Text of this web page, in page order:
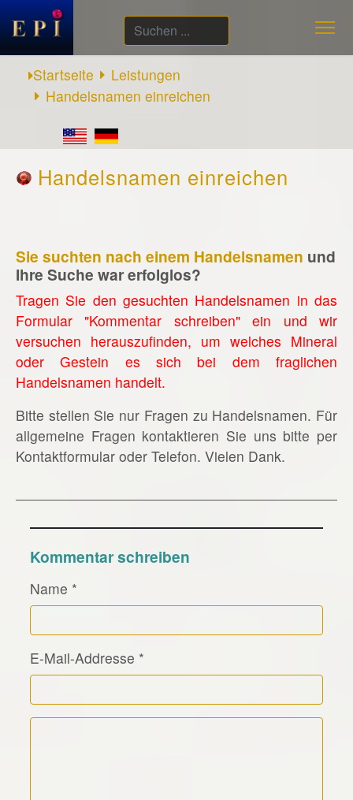
Suchen
...
Startseite
Leistungen
Handelsnamen einreichen
Handelsnamen einreichen
Sie suchten nach einem Handelsnamen und
Ihre Suche war erfolglos?
Tragen Sie den gesuchten Handelsnamen in das
Formular "Kommentar schreiben" ein und wir
versuchen herauszufinden, um welches Mineral
oder Gestein es sich bei dem fraglichen
Handelsnamen handelt.
Bitte stellen Sie nur Fragen zu Handelsnamen. Für
allgemeine Fragen kontaktieren Sie uns bitte per
Kontaktformular oder Telefon. Vielen Dank.
Kommentar schreiben
Name *
E-Mail-Addresse *
Kommentar Text